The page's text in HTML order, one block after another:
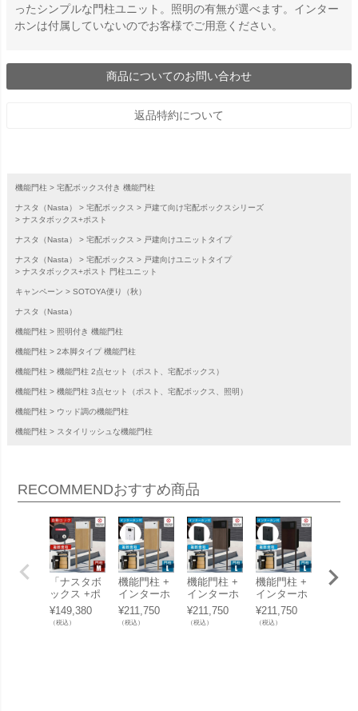
ったシンプルな門柱ユニット。照明の有無が選べます。インター
ホンは付属していないのでお客様でご用意ください。
商品についてのお問い合わせ
返品特約について
機能門柱 宅配ボックス付き 機能門柱
ナスタ（Nasta） 宅配ボックス
戸建て向け宅配ボックスシリーズ
ナスタボックス+ポスト
ナスタ（Nasta） 宅配ボックス 戸建向けユニットタイプ
ナスタ（Nasta） 宅配ボックス
戸建向けユニットタイプ
ナスタボックス+ポスト 門柱ユニット
キャンペーン SOTOYA便り（秋）
ナスタ（Nasta）
機能門柱 照明付き 機能門柱
機能門柱 2本脚タイプ 機能門柱
機能門柱 機能門柱 2点セット（ポスト、宅配ボックス）
機能門柱 機能門柱 3点セット（ポスト、宅配ボックス、照明）
機能門柱 ウッド調の機能門柱
機能門柱 スタイリッシュな機能門柱
RECOMMENDおすすめ商品
「ナスタボ
ックス +ポ
スト Mサイ
ズ 門柱 ユ
ニット [ ア
¥149,380
（税込）
機能門柱 +
インターホ
ンセット 「
ナスタボッ
クス +ポス
¥211,750
（税込）
機能門柱 +
インターホ
ンセット
「ナスタボ
ックス +ポ
¥211,750
（税込）
機能門柱 +
インターホ
ンセット
「ナスタボ
ックス +ポ
¥211,750
（税込）
「ナ